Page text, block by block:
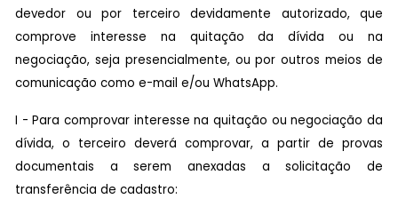
devedor ou por terceiro devidamente autorizado, que
comprove interesse na quitação da dívida ou na
negociação, seja presencialmente, ou por outros meios de
comunicação como e-mail e/ou WhatsApp.
I - Para comprovar interesse na quitação ou negociação da
dívida, o terceiro deverá comprovar, a partir de provas
documentais a serem anexadas a solicitação de
transferência de cadastro: